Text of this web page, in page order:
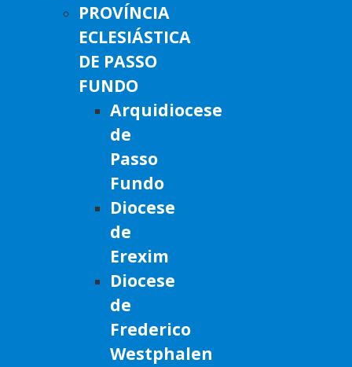
PROVÍNCIA
ECLESIÁSTICA
DE PASSO
FUNDO
Arquidiocese
de
Passo
Fundo
Diocese
de
Erexim
Diocese
de
Frederico
Westphalen